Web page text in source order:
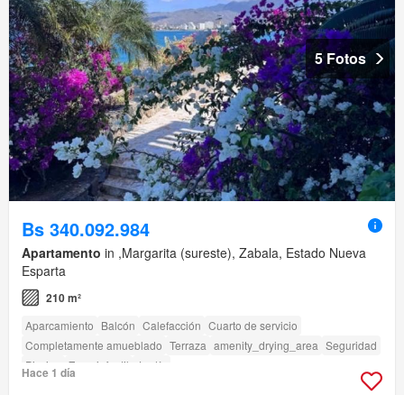
5 Fotos
Bs 340.092.984
Apartamento in ,Margarita (sureste), Zabala, Estado Nueva
Esparta
210 m²
Aparcamiento Balcón Calefacción Cuarto de servicio
Completamente amueblado Terraza amenity_drying_area Seguridad
Piscina
Zona infantil Jardín
Hace 1 día